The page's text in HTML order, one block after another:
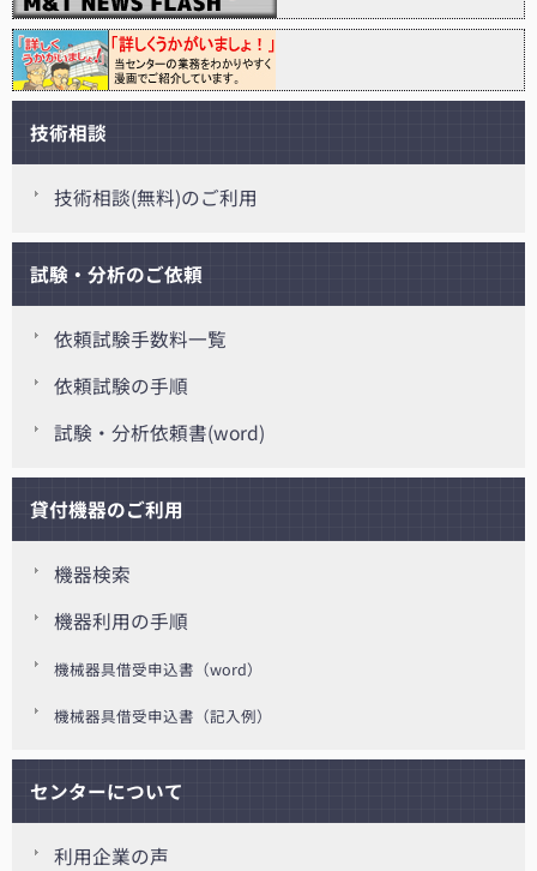
技術相談
技術相談(無料)のご利用
試験・分析のご依頼
依頼試験手数料一覧
依頼試験の手順
試験・分析依頼書(word)
貸付機器のご利用
機器検索
機器利用の手順
機械器具借受申込書（word）
機械器具借受申込書（記入例）
センターについて
利用企業の声